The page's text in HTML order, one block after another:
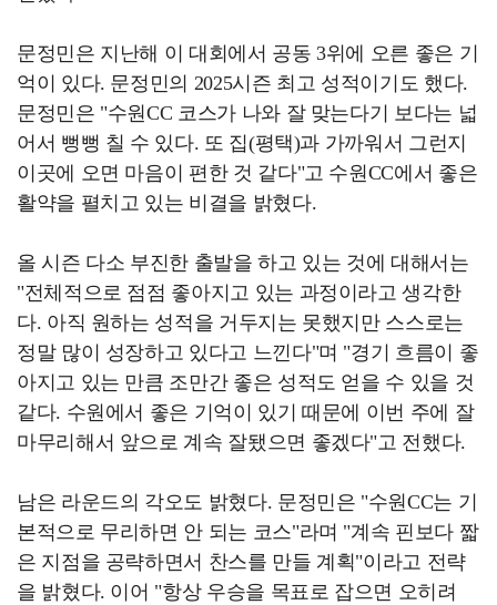
문정민은 지난해 이 대회에서 공동 3위에 오른 좋은 기
억이 있다. 문정민의 2025시즌 최고 성적이기도 했다.
문정민은 "수원CC 코스가 나와 잘 맞는다기 보다는 넓
어서 뻥뻥 칠 수 있다. 또 집(평택)과 가까워서 그런지
이곳에 오면 마음이 편한 것 같다"고 수원CC에서 좋은
활약을 펼치고 있는 비결을 밝혔다.
올 시즌 다소 부진한 출발을 하고 있는 것에 대해서는
"전체적으로 점점 좋아지고 있는 과정이라고 생각한
다. 아직 원하는 성적을 거두지는 못했지만 스스로는
정말 많이 성장하고 있다고 느낀다"며 "경기 흐름이 좋
아지고 있는 만큼 조만간 좋은 성적도 얻을 수 있을 것
같다. 수원에서 좋은 기억이 있기 때문에 이번 주에 잘
마무리해서 앞으로 계속 잘됐으면 좋겠다"고 전했다.
남은 라운드의 각오도 밝혔다. 문정민은 "수원CC는 기
본적으로 무리하면 안 되는 코스"라며 "계속 핀보다 짧
은 지점을 공략하면서 찬스를 만들 계획"이라고 전략
을 밝혔다. 이어 "항상 우승을 목표로 잡으면 오히려